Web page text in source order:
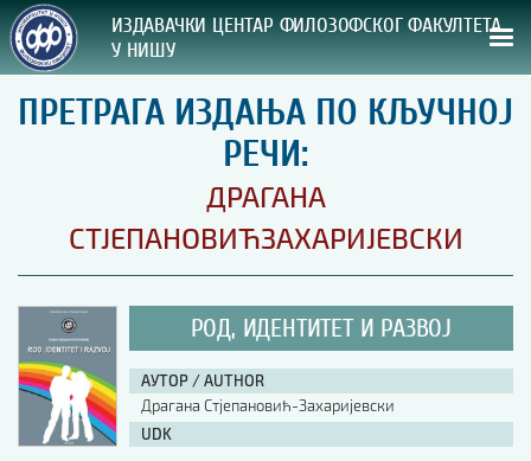
ИЗДАВАЧКИ ЦЕНТАР ФИЛОЗОФСКОГ ФАКУЛТЕТА
У НИШУ
СВА НАША ИЗДАЊА
ВРСТА ИЗДАЊА:
ГОДИНА ОБЈАВЉИВАЊА:
УПУТСТВА
УПУТСТВА
Правилник о издавачкој делатности
ПРЕТРАГА ИЗДАЊА ПО КЉУЧНОЈ
РЕЧИ:
ДРАГАНА
СТЈЕПАНОВИЋЗАХАРИЈЕВСКИ
РОД, ИДЕНТИТЕТ И РАЗВОЈ
АУТОР / AUTHOR
Драгана Стјепановић-Захаријевски
UDK